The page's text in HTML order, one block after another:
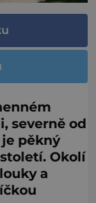
severně od
pěkný
Okolí
a